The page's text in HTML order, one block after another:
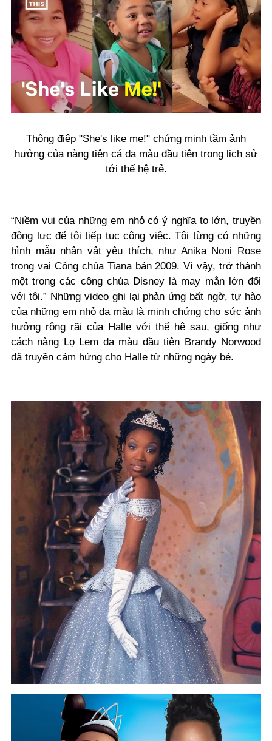
Thông điệp "She's like me!" chứng minh tầm ảnh
hưởng của nàng tiên cá da màu đầu tiên trong lịch sử
tới thế hệ trẻ.
“Niềm vui của những em nhỏ có ý nghĩa to lớn, truyền
động lực để tôi tiếp tục công việc. Tôi từng có những
hình mẫu nhân vật yêu thích, như Anika Noni Rose
trong vai Công chúa Tiana bản 2009. Vì vậy, trở thành
một trong các công chúa Disney là may mắn lớn đối
với tôi.” Những video ghi lại phản ứng bất ngờ, tự hào
của những em nhỏ da màu là minh chứng cho sức ảnh
hưởng rộng rãi của Halle với thế hệ sau, giống như
cách nàng Lọ Lem da màu đầu tiên Brandy Norwood
đã truyền cảm hứng cho Halle từ những ngày bé.